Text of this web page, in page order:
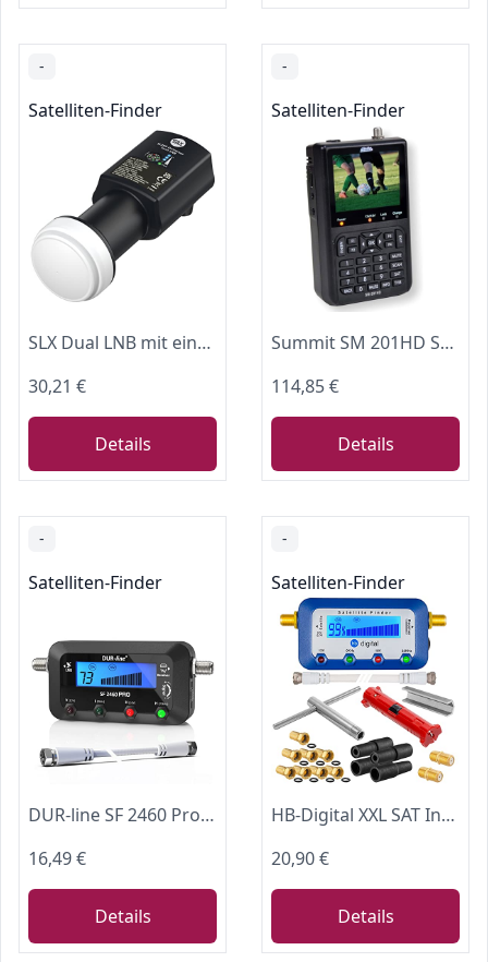
-
Satelliten-Finder
SLX Dual LNB mit eingebautem Signalfinder, 4K Satellit HD 2 Ausgänge KU Band Universal für Sky HD/Freesat HD
30,21 €
Details
-
Satelliten-Finder
Summit SM 201HD Satelliten Messgerät I Sat Finder für DVB-S/S2 I Digital
114,85 €
Details
-
Satelliten-Finder
DUR-line SF 2460 Pro - Digital Satfinder - präzises Messgerät zum Ausrichten Ihrer Satelliten-Schüssel - Satelliten-Finder inkl. F-Kabel, Tonsignal, LCD Display, Satellitenerkennung, Astra, Hotbird
16,49 €
Details
-
Satelliten-Finder
HB-Digital XXL SAT Installationsset: digitaler Sat-Finder mit Display + Abisolierer + Montageschlüssel + Aufdrehhilfe + 8X F-Stecker vergoldet + 2X Verbinder + 4X Gummitülle Wetterschutz Werkzeugset
20,90 €
Details